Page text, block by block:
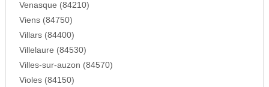
Venasque (84210)
Viens (84750)
Villars (84400)
Villelaure (84530)
Villes-sur-auzon (84570)
Violes (84150)